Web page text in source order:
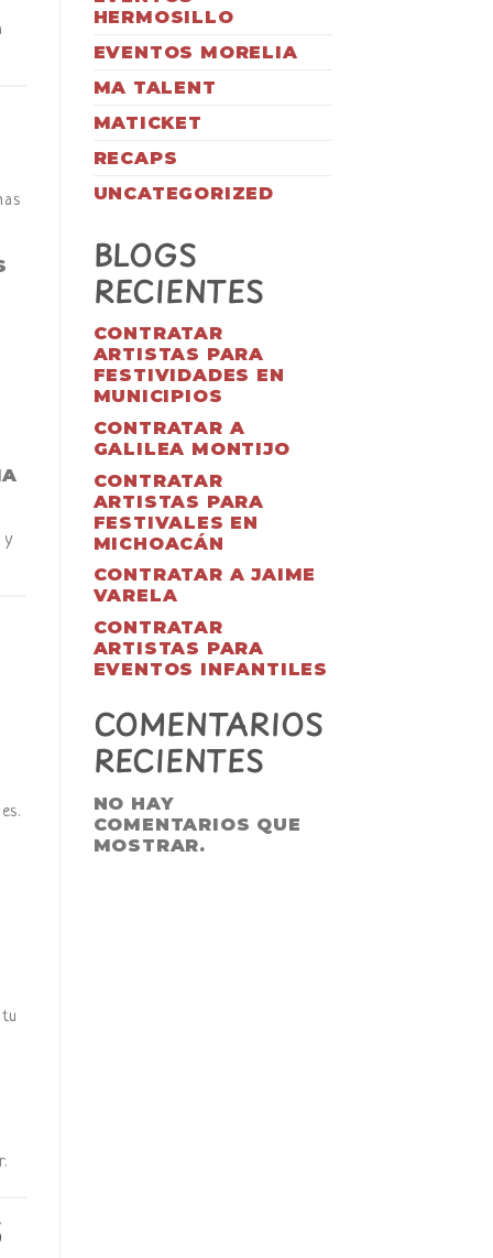
y
HERMOSILLO
EVENTOS MORELIA
MA TALENT
MATICKET
RECAPS
UNCATEGORIZED
BLOGS
RECIENTES
CONTRATAR
ARTISTAS PARA
FESTIVIDADES EN
MUNICIPIOS
CONTRATAR A
GALILEA MONTIJO
CONTRATAR
ARTISTAS PARA
FESTIVALES EN
MICHOACÁN
CONTRATAR A JAIME
VARELA
CONTRATAR
ARTISTAS PARA
EVENTOS INFANTILES
COMENTARIOS
RECIENTES
NO HAY
COMENTARIOS QUE
MOSTRAR.